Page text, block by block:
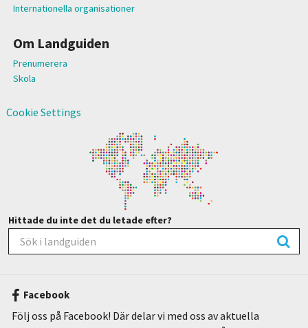
Internationella organisationer
Om Landguiden
Prenumerera
Skola
Cookie Settings
Hittade du inte det du letade efter?
Facebook
Följ oss på Facebook! Där delar vi med oss av aktuella